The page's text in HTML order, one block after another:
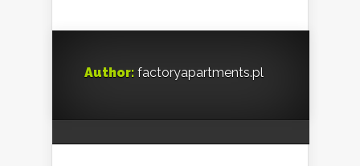
Author: factoryapartments.pl